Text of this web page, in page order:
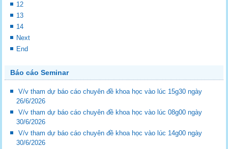
12
13
14
Next
End
Báo cáo Seminar
V/v tham dự báo cáo chuyên đề khoa học vào lúc 15g30 ngày
26/6/2026
V/v tham dự báo cáo chuyên đề khoa học vào lúc 08g00 ngày
30/6/2026
V/v tham dự báo cáo chuyên đề khoa học vào lúc 14g00 ngày
30/6/2026